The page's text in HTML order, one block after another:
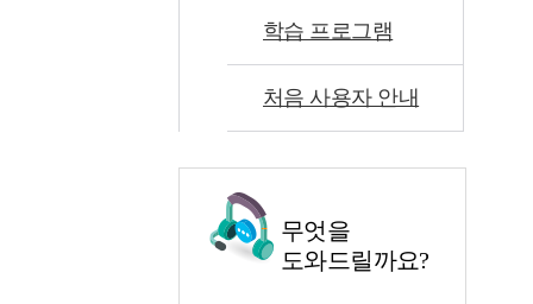
학습 프로그램
처음 사용자 안내
무엇을
도와드릴까요?